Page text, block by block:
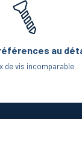
au
de vis incomparable
La